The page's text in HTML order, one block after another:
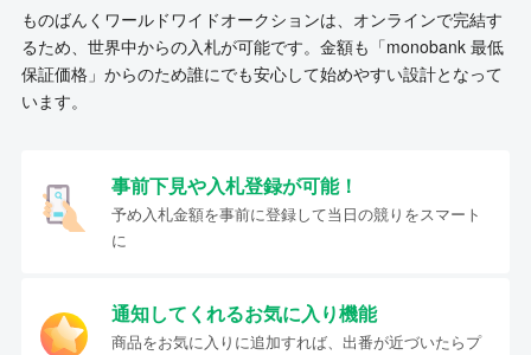
ものばんくワールドワイドオークションは、オンラインで完結す
るため、世界中からの入札が可能です。金額も「monobank 最低
保証価格」からのため誰にでも安心して始めやすい設計となって
います。
事前下見や入札登録が可能！
予め入札金額を事前に登録して当日の競りをスマート
に
通知してくれるお気に入り機能
商品をお気に入りに追加すれば、出番が近づいたらプ